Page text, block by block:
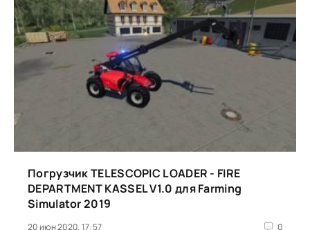
Погрузчик TELESCOPIC LOADER - FIRE
DEPARTMENT KASSEL V1.0 для Farming
Simulator 2019
20 июн 2020, 17:57 0